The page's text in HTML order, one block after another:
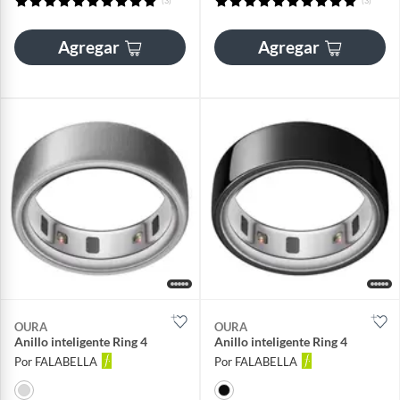
Agregar Agregar
OURA
Anillo inteligente Ring 4
Por FALABELLA
OURA
Anillo inteligente Ring 4
Por FALABELLA